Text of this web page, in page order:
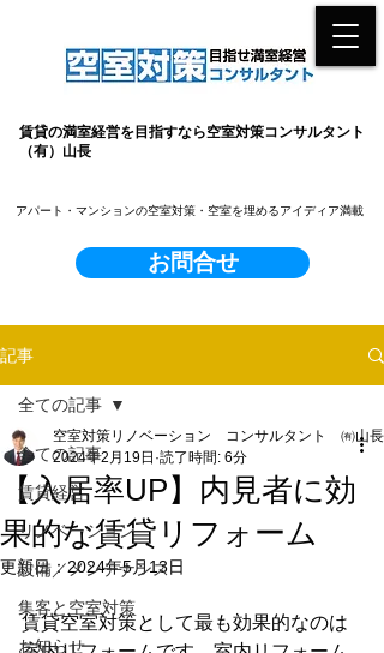
賃貸の満室経営を目指すなら空室対策コンサルタント
（有）山長
お問合せ
​アパート・マンションの空室対策・空室を埋めるアイディア満載
記事
全ての記事
賃貸経営
リノベーション
設備／メンテナンス
集客と空室対策
お知らせ
全ての記事
【入居率UP】内見者に効
果的な賃貸リフォーム
空室対策リノベーション コンサルタント ㈲山長
2024年2月19日 読了時間: 6分
更新日：2024年5月13日
賃貸空室対策として最も効果的なのは